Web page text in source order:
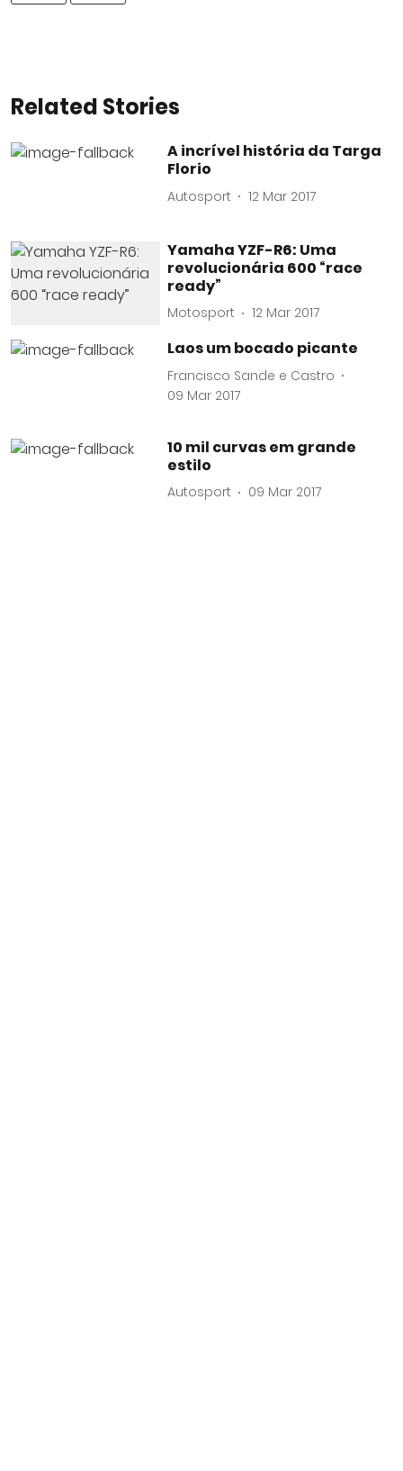
Related Stories
A incrível história da Targa
Florio
Autosport 12 Mar 2017
Yamaha YZF-R6: Uma
revolucionária 600 “race
ready”
Motosport 12 Mar 2017
Laos um bocado picante
Francisco Sande e Castro
09 Mar 2017
10 mil curvas em grande
estilo
Autosport 09 Mar 2017